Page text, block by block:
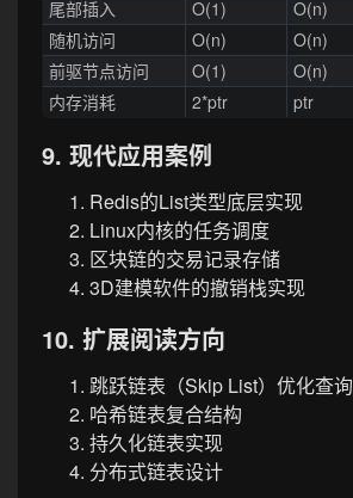
尾部插入
O(1) O(n)
随机访问
O(n) O(n)
前驱节点访问
O(1) O(n)
内存消耗
2*ptr ptr
9. 现代应用案例
Redis的List类型底层实现
Linux内核的任务调度
区块链的交易记录存储
3D建模软件的撤销栈实现
10. 扩展阅读方向
跳跃链表（Skip List）优化查询
哈希链表复合结构
持久化链表实现
分布式链表设计